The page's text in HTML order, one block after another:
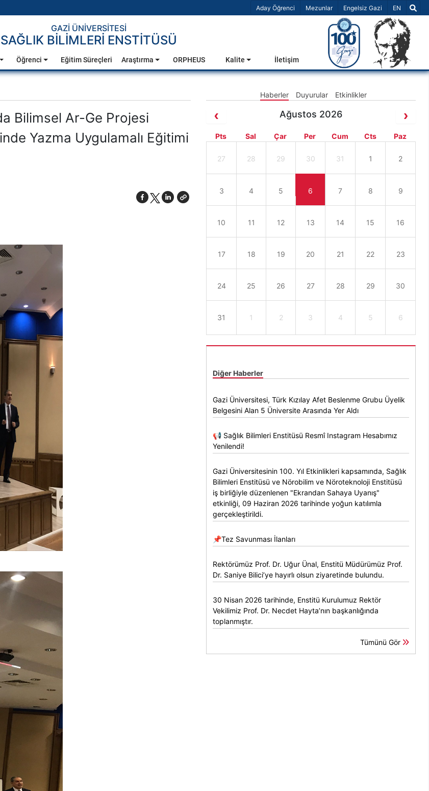
Aday Öğrenci Mezunlar Engelsiz Gazi Dil Seçiniz
EN
GAZİ ÜNİVERSİTESİ
SAĞLIK BİLİMLERİ ENSTİTÜSÜ
Öğrenci Eğitim Süreçleri Araştırma ORPHEUS Kalite İletişim
Haberler Duyurular Etkinlikler
Bilimsel Ar-Ge Projesi
Yazma Uygulamalı Eğitimi
Ağustos 2026
Pts Sal Çar Per Cum Cts Paz
27 28 29 30 31 1 2
3 4 5 6 7 8 9
10 11 12 13 14 15 16
17 18 19 20 21 22 23
24 25 26 27 28 29 30
31 1 2 3 4 5 6
Diğer Haberler
Gazi Üniversitesi, Türk Kızılay Afet Beslenme Grubu Üyelik
Belgesini Alan 5 Üniversite Arasında Yer Aldı
📢 Sağlık Bilimleri Enstitüsü Resmî Instagram Hesabımız
Yenilendi!
Gazi Üniversitesinin 100. Yıl Etkinlikleri kapsamında, Sağlık
Bilimleri Enstitüsü ve Nörobilim ve Nöroteknoloji Enstitüsü
iş birliğiyle düzenlenen "Ekrandan Sahaya Uyanış"
etkinliği, 09 Haziran 2026 tarihinde yoğun katılımla
gerçekleştirildi.
📌Tez Savunması İlanları
Rektörümüz Prof. Dr. Uğur Ünal, Enstitü Müdürümüz Prof.
Dr. Saniye Bilici’ye hayırlı olsun ziyaretinde bulundu.
30 Nisan 2026 tarihinde, Enstitü Kurulumuz Rektör
Vekilimiz Prof. Dr. Necdet Hayta’nın başkanlığında
toplanmıştır.
Tümünü Gör